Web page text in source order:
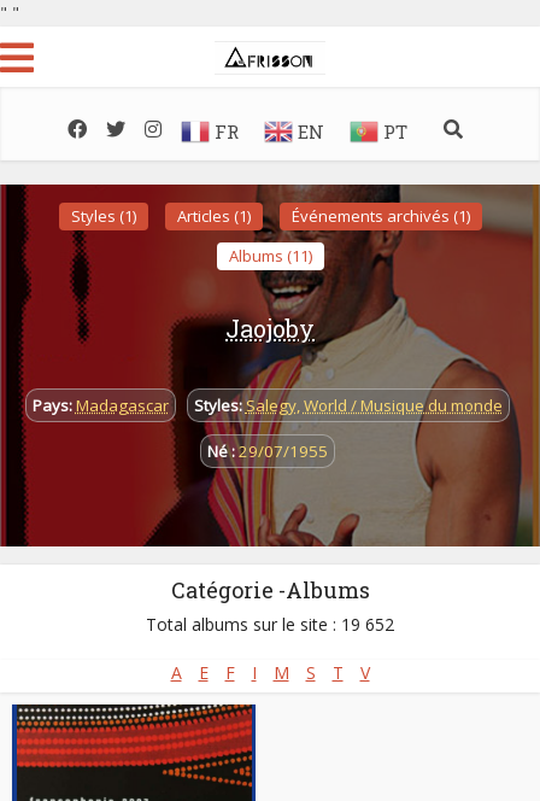
" "
FR EN PT
Styles (1) Articles (1)
Événements archivés (1)
Albums (11)
Jaojoby
Pays:Madagascar Styles:Salegy,World / Musique du monde
Né :29/07/1955
Catégorie -Albums
Total albums sur le site : 19 652
A E F I M S T V